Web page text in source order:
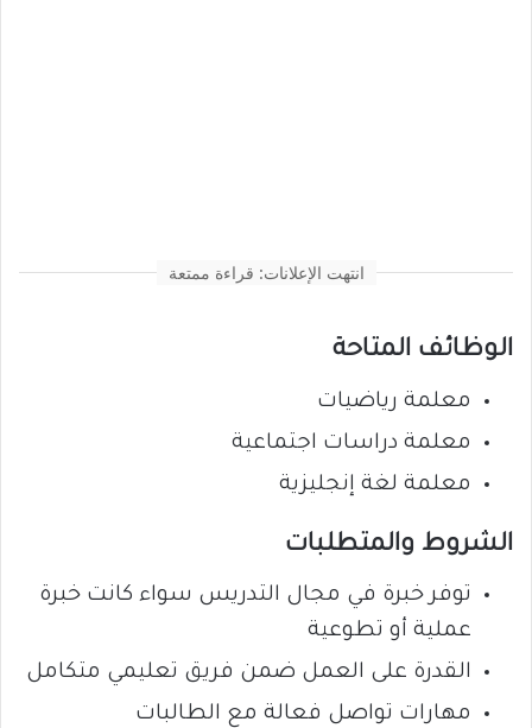
انتهت الإعلانات: قراءة ممتعة
الوظائف المتاحة
معلمة رياضيات
معلمة دراسات اجتماعية
معلمة لغة إنجليزية
الشروط والمتطلبات
توفر خبرة في مجال التدريس سواء كانت خبرة
عملية أو تطوعية
القدرة على العمل ضمن فريق تعليمي متكامل
مهارات تواصل فعالة مع الطالبات